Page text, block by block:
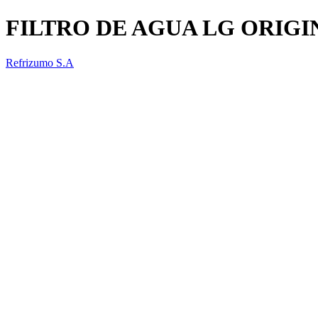
FILTRO DE AGUA LG
Refrizumo S.A